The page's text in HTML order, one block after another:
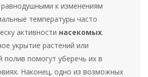
к изменениям
температуры часто
активности насекомых.
укрытие растений или
полив помогут уберечь их в
Наконец, одно из возможных